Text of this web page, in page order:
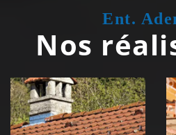
Ent.
Nos
Couvreur
zingueur 39
Jura